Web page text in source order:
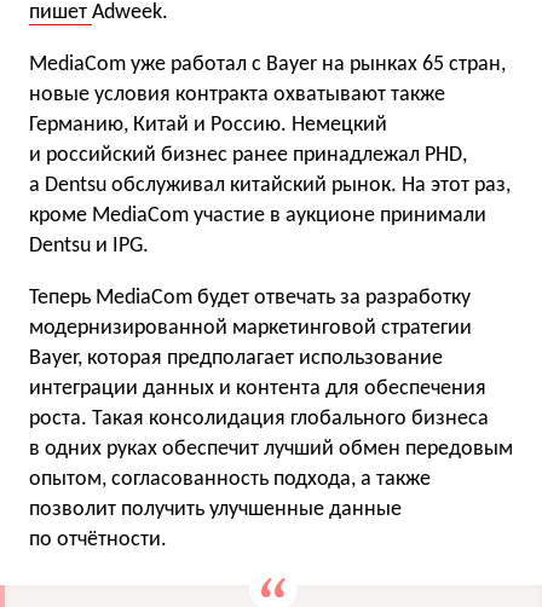
пишет Adweek.
MediaCom уже работал с Bayer на рынках 65 стран,
новые условия контракта охватывают также
Германию, Китай и Россию. Немецкий
и российский бизнес ранее принадлежал PHD,
а Dentsu обслуживал китайский рынок. На этот раз,
кроме MediaCom участие в аукционе принимали
Dentsu и IPG.
Теперь MediaCom будет отвечать за разработку
модернизированной маркетинговой стратегии
Bayer, которая предполагает использование
интеграции данных и контента для обеспечения
роста. Такая консолидация глобального бизнеса
в одних руках обеспечит лучший обмен передовым
опытом, согласованность подхода, а также
позволит получить улучшенные данные
по отчётности.